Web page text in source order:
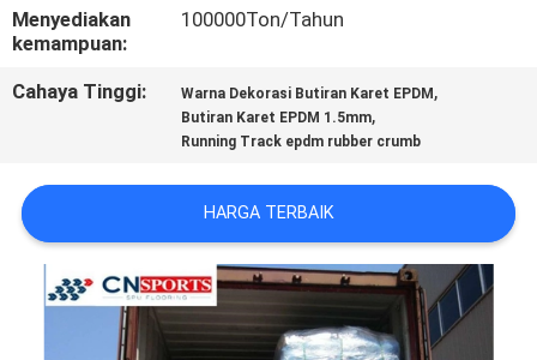
SITEMAP
POLICY
Menyediakan
kemampuan:
100000Ton/Tahun
Cahaya Tinggi: Warna Dekorasi Butiran Karet EPDM ,
Butiran Karet EPDM 1.5mm,
Running Track epdm rubber crumb
HARGA TERBAIK